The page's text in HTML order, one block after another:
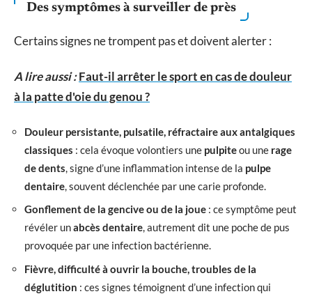
Des symptômes à surveiller de près
Certains signes ne trompent pas et doivent alerter :
A lire aussi :Faut-il arrêter le sport en cas de douleur
à la patte d'oie du genou ?
Douleur persistante, pulsatile, réfractaire aux antalgiques
classiques : cela évoque volontiers une pulpiteou une rage
de dents, signe d’une inflammation intense de la pulpe
dentaire, souvent déclenchée par une carie profonde.
Gonflement de la gencive ou de la joue : ce symptôme peut
révéler unabcès dentaire, autrement dit une poche de pus
provoquée par une infection bactérienne.
Fièvre, difficulté à ouvrir la bouche, troubles de la
déglutition : ces signes témoignent d’une infection qui